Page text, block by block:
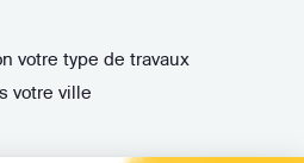
votre type de travaux
votre ville